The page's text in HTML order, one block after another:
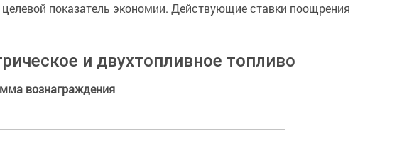
показатель экономии. Действующие ставки поощрения
и двухтопливное топливо
вознаграждения